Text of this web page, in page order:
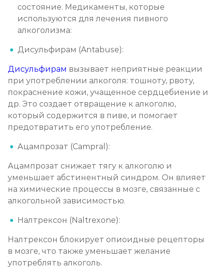
состояние. Медикаменты, которые
используются для лечения пивного
алкоголизма:
Дисульфирам (Antabuse):
Дисульфирам вызывает неприятные реакции
при употреблении алкоголя: тошноту, рвоту,
покраснение кожи, учащенное сердцебиение и
др. Это создает отвращение к алкоголю,
который содержится в пиве, и помогает
предотвратить его употребление.
Ацампрозат (Campral):
Ацампрозат снижает тягу к алкоголю и
уменьшает абстинентный синдром. Он влияет
на химические процессы в мозге, связанные с
алкогольной зависимостью.
Налтрексон (Naltrexone):
Налтрексон блокирует опиоидные рецепторы
в мозге, что также уменьшает желание
употреблять алкоголь.